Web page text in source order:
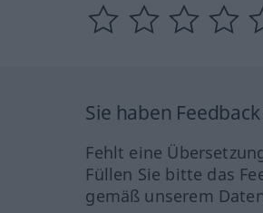
Sie haben
Fehlt eine
Füllen Sie bitte das
gemäß unserem